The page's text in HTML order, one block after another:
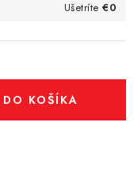
Ušetríte €0
DO KOŠÍKA